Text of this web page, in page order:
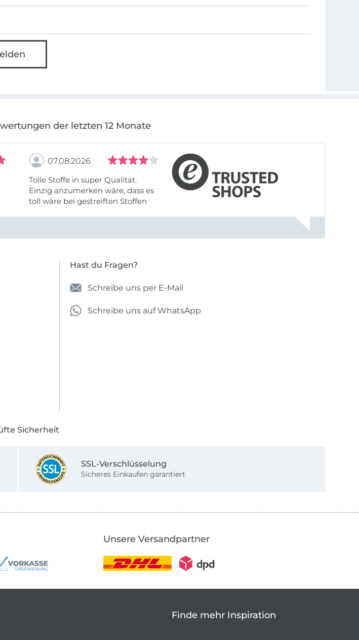
der letzten 12 Monate
07.08.2026
Tolle Stoffe in super Qualität.
Einzig anzumerken wäre, dass es
toll wäre bei gestreiften Stoffen
Hast du Fragen?
Schreibe uns per E-Mail
Schreibe uns auf WhatsApp
Sicherheit
SSL-Verschlüsselung
Sicheres Einkaufen garantiert
Unsere Versandpartner
Finde mehr Inspiration